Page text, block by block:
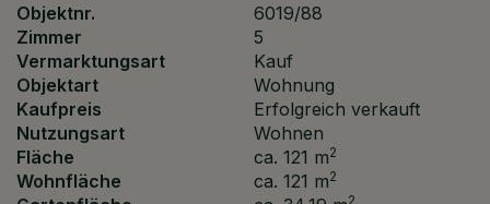
Objektnr.
6019/88
Zimmer
5
Vermarktungsart
Kauf
Objektart
Wohnung
Kaufpreis
Erfolgreich verkauft
Nutzungsart
Wohnen
Fläche
ca. 121 m2
Wohnfläche ca. 121 m2
2